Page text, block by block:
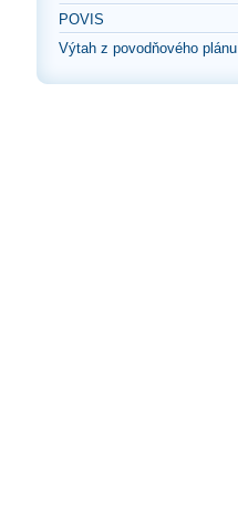
POVIS
Výtah z povodňového plánu